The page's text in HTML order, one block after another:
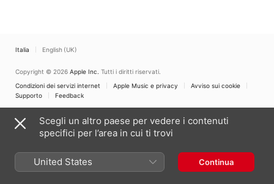
Italia English (UK)
Copyright © 2026 Apple Inc. Tutti i diritti riservati.
Condizioni dei servizi internet
Apple Music e privacy
Avviso sui cookie
Supporto
Feedback
Scegli un altro paese per vedere i contenuti
specifici per l’area in cui ti trovi
United States Continua